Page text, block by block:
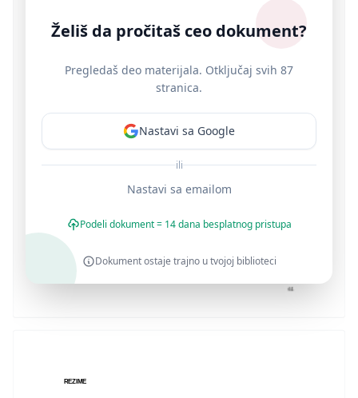
REZIME
Želiš da pročitaš ceo dokument?
Pregledaš deo materijala. Otključaj svih 87
stranica.
Nastavi sa Google
ili
Nastavi sa emailom
Podeli dokument = 14 dana besplatnog pristupa
Dokument ostaje trajno u tvojoj biblioteci